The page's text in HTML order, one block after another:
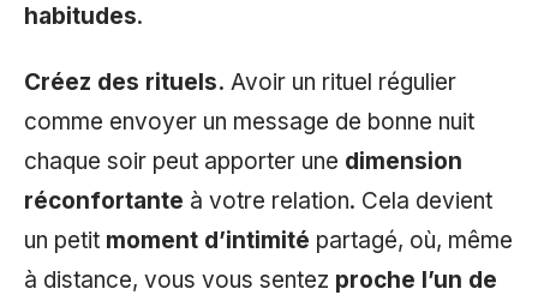
habitudes.
Créez des rituels. Avoir un rituel régulier
comme envoyer un message de bonne nuit
chaque soir peut apporter une dimension
réconfortante à votre relation. Cela devient
un petit moment d’intimité partagé, où, même
à distance, vous vous sentez proche l’un de